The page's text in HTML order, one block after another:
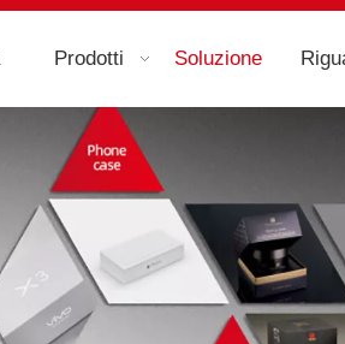
Prodotti Soluzione